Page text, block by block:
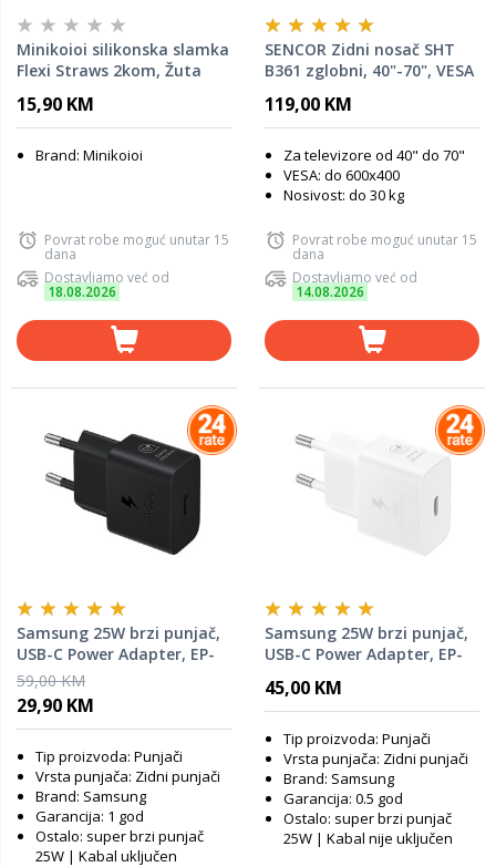
Minikoioi silikonska slamka
Flexi Straws 2kom, Žuta
15,90 KM
Brand: Minikoioi
Povrat robe moguć unutar 15
dana
Dostavljamo već od
18.08.2026
SENCOR Zidni nosač SHT
B361 zglobni, 40"-70", VESA
119,00 KM
Za televizore od 40" do 70"
VESA: do 600x400
Nosivost: do 30 kg
Povrat robe moguć unutar 15
dana
Dostavljamo već od
14.08.2026
Samsung 25W brzi punjač,
USB-C Power Adapter, EP-
T2510XBEGEU, Crni (kabel
uključen)
59,00 KM
29,90 KM
Tip proizvoda: Punjači
Vrsta punjača: Zidni punjači
Brand: Samsung
Garancija: 1 god
Ostalo: super brzi punjač
25W | Kabal uključen
Samsung 25W brzi punjač,
USB-C Power Adapter, EP-
nije uključen)
45,00 KM
Tip proizvoda: Punjači
Vrsta punjača: Zidni punjači
Brand: Samsung
Garancija: 0.5 god
Ostalo: super brzi punjač
25W | Kabal nije uključen